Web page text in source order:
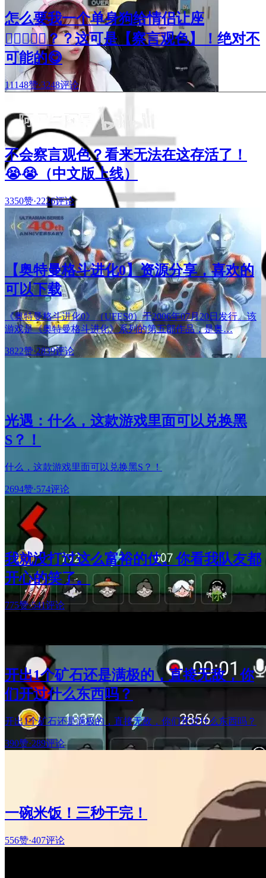
怎么要我一个单身狗给情侣让座
🧑🏻‍❤️‍👩🏻？？这可是【察言观色】！绝对不
可能的😋
11148赞·3248评论
不会察言观色？看来无法在这存活了！
😭😭（中文版上线）
3350赞·2226评论
【奥特曼格斗进化0】资源分享，喜欢的
可以下载
《奥特曼格斗进化0》（UFES0）于2006年07月20日发行。该
游戏是《奥特曼格斗进化》系列的第五部作品，是奥…
3822赞·2839评论
光遇：什么，这款游戏里面可以兑换黑
S？！
什么，这款游戏里面可以兑换黑S？！
2694赞·574评论
我就没打过这么富裕的仗。你看我队友都
开心的笑了。
775赞·541评论
开出1个矿石还是满极的，直接无敌，你
们开过什么东西吗？
开出1个矿石还是满极的，直接无敌，你们开过什么东西吗？
390赞·289评论
一碗米饭！三秒干完！
556赞·407评论